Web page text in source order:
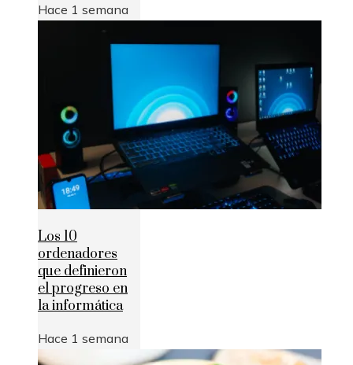
Hace 1 semana
Los 10
ordenadores
que definieron
el progreso en
la informática
Hace 1 semana